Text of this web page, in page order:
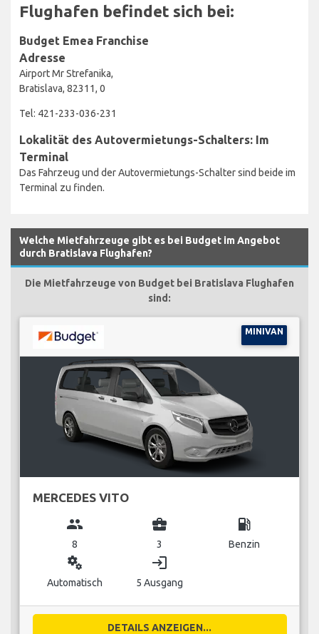
Flughafen befindet sich bei:
Budget Emea Franchise
Adresse
Airport Mr Strefanika,
Bratislava, 82311, 0
Tel: 421-233-036-231
Lokalität des Autovermietungs-Schalters: Im
Terminal
Das Fahrzeug und der Autovermietungs-Schalter sind beide im
Terminal zu finden.
Welche Mietfahrzeuge gibt es bei Budget im Angebot
durch Bratislava Flughafen?
Die Mietfahrzeuge von Budget bei Bratislava Flughafen
sind:
MINIVAN
MERCEDES VITO
group
8
business_center
3
local_gas_station
Benzin
miscellaneous_services
Automatisch
login
5 Ausgang
DETAILS ANZEIGEN...